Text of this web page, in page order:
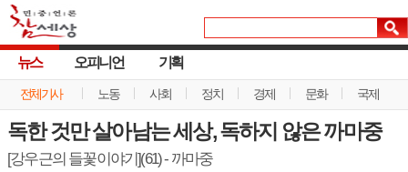
뉴스
전체기사 노동 사회 정치 경제 문화 국제
오피니언 기획
독한 것만 살아남는 세상, 독하지 않은 까마중
[강우근의 들꽃이야기](61) - 까마중